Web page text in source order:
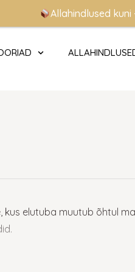
elutuba muutub õhtul
Allahindlused kuni -70%